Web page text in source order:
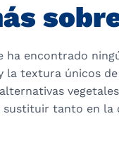
ha encontrado
la textura únicos
sustituir tanto en